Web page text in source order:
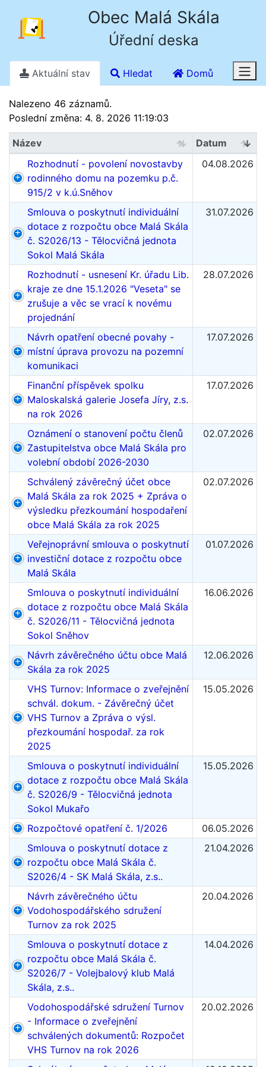
Obec Malá Skála
Úřední deska
Aktuální stav Hledat Domů
Stav k 7. 8. 2026 19.13
Nalezeno 46 záznamů.
Poslední změna: 4. 8. 2026 11:19:03
Název
Datum
Rozhodnutí - povolení novostavby
rodinného domu na pozemku p.č.
915/2 v k.ú.Sněhov
04.08.2026
Smlouva o poskytnutí individuální
dotace z rozpočtu obce Malá Skála
č. S2026/13 - Tělocvičná jednota
Sokol Malá Skála
31.07.2026
Rozhodnutí - usnesení Kr. úřadu Lib.
kraje ze dne 15.1.2026 "Veseta" se
zrušuje a věc se vrací k novému
projednání
28.07.2026
Návrh opatření obecné povahy -
místní úprava provozu na pozemní
komunikaci
17.07.2026
Finanční příspěvek spolku
Maloskalská galerie Josefa Jíry, z.s.
na rok 2026
17.07.2026
Oznámení o stanovení počtu členů
Zastupitelstva obce Malá Skála pro
volební období 2026-2030
02.07.2026
Schválený závěrečný účet obce
Malá Skála za rok 2025 + Zpráva o
výsledku přezkoumání hospodaření
obce Malá Skála za rok 2025
02.07.2026
Veřejnoprávní smlouva o poskytnutí
investiční dotace z rozpočtu obce
Malá Skála
01.07.2026
Smlouva o poskytnutí individuální
dotace z rozpočtu obce Malá Skála
č. S2026/11 - Tělocvičná jednota
Sokol Sněhov
16.06.2026
Návrh závěrečného účtu obce Malá
Skála za rok 2025
12.06.2026
VHS Turnov: Informace o zveřejnění
schvál. dokum. - Závěrečný účet
VHS Turnov a Zpráva o výsl.
přezkoumání hospodař. za rok
2025
15.05.2026
Smlouva o poskytnutí individuální
dotace z rozpočtu obce Malá Skála
č. S2026/9 - Tělocvičná jednota
Sokol Mukařo
15.05.2026
Rozpočtové opatření č. 1/2026
06.05.2026
Smlouva o poskytnutí dotace z
rozpočtu obce Malá Skála č.
S2026/4 - SK Malá Skála, z.s..
21.04.2026
Návrh závěrečného účtu
Vodohospodářského sdružení
Turnov za rok 2025
20.04.2026
Smlouva o poskytnutí dotace z
rozpočtu obce Malá Skála č.
S2026/7 - Volejbalový klub Malá
Skála, z.s..
14.04.2026
Vodohospodářské sdružení Turnov
- Informace o zveřejnění
schválených dokumentů: Rozpočet
VHS Turnov na rok 2026
20.02.2026